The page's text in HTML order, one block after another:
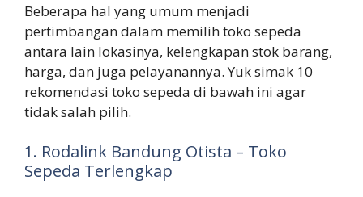
Beberapa hal yang umum menjadi
pertimbangan dalam memilih toko sepeda
antara lain lokasinya, kelengkapan stok barang,
harga, dan juga pelayanannya. Yuk simak 10
rekomendasi toko sepeda di bawah ini agar
tidak salah pilih.
1. Rodalink Bandung Otista – Toko
Sepeda Terlengkap